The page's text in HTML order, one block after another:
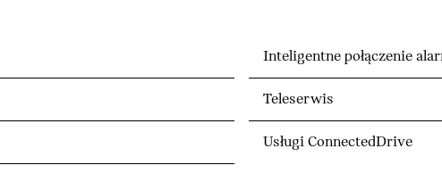
Inteligentne połączenie
Teleserwis
Usługi ConnectedDrive